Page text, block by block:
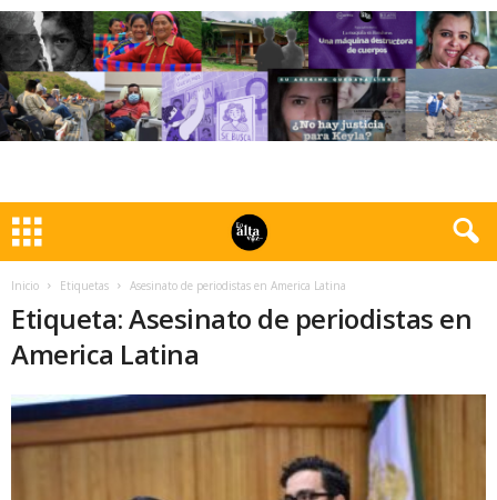
Inicio Etiquetas Asesinato de periodistas en America Latina
Etiqueta: Asesinato de periodistas en
America Latina